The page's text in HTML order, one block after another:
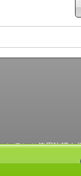
テンツ使用許諾
している